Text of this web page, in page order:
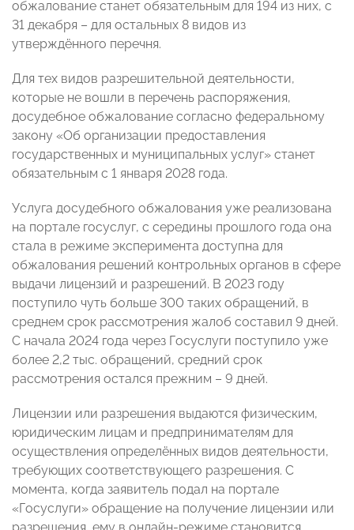
обжалование станет обязательным для 194 из них, с
31 декабря – для остальных 8 видов из
утверждённого перечня.
Для тех видов разрешительной деятельности,
которые не вошли в перечень распоряжения,
досудебное обжалование согласно федеральному
закону «Об организации предоставления
государственных и муниципальных услуг» станет
обязательным с 1 января 2028 года.
Услуга досудебного обжалования уже реализована
на портале госуслуг, с середины прошлого года она
стала в режиме эксперимента доступна для
обжалования решений контрольных органов в сфере
выдачи лицензий и разрешений. В 2023 году
поступило чуть больше 300 таких обращений, в
среднем срок рассмотрения жалоб составил 9 дней.
С начала 2024 года через Госуслуги поступило уже
более 2,2 тыс. обращений, средний срок
рассмотрения остался прежним – 9 дней.
Лицензии или разрешения выдаются физическим,
юридическим лицам и предпринимателям для
осуществления определённых видов деятельности,
требующих соответствующего разрешения. С
момента, когда заявитель подал на портале
«Госуслуги» обращение на получение лицензии или